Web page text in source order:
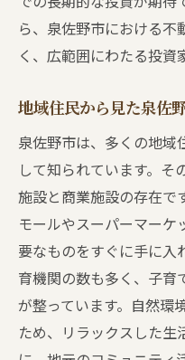
泉佐野市独自
地域住民から
プロフェッシ
ツ
ら、泉佐野市における不
く、広範囲にわたる投資
地域住民から見た泉佐
泉佐野市は、多くの地域
して知られています。
施設と商業施設の存在で
モールやスーパーマーケ
要なものをすぐに手に入
育機関の数も多く、子育
が整っています。自然環
ため、リラックスした生